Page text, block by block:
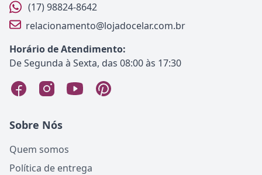
(17) 98824-8642
relacionamento@lojadocelar.com.br
Horário de Atendimento:
De Segunda à Sexta, das 08:00 às 17:30
Sobre Nós
Quem somos
Política de entrega